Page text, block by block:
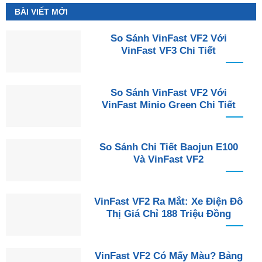
BÀI VIẾT MỚI
So Sánh VinFast VF2 Với
VinFast VF3 Chi Tiết
So Sánh VinFast VF2 Với
VinFast Minio Green Chi Tiết
So Sánh Chi Tiết Baojun E100
Và VinFast VF2
VinFast VF2 Ra Mắt: Xe Điện Đô
Thị Giá Chỉ 188 Triệu Đồng
VinFast VF2 Có Mấy Màu? Bảng